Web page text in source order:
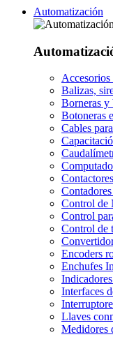
Automatización
Accesorios
Balizas,
Borneras y
Botoneras
Cables
Control de
Control
Control de
Encoders
Enchufes
Interfaces
Llaves
Medidores